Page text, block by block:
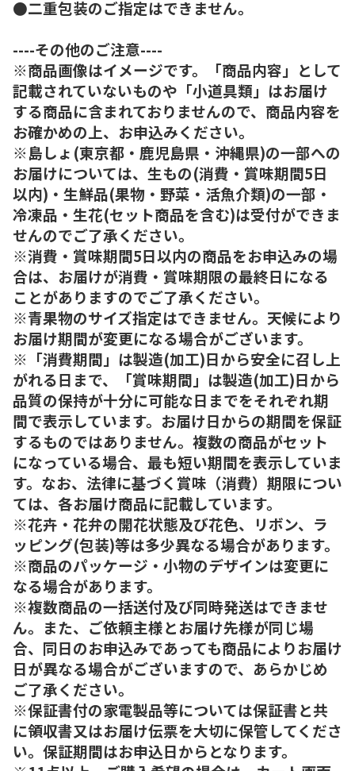
●二重包装のご指定はできません。
----その他のご注意----
※商品画像はイメージです。「商品内容」として
記載されていないものや「小道具類」はお届け
する商品に含まれておりませんので、商品内容を
お確かめの上、お申込みください。
※島しょ(東京都・鹿児島県・沖縄県)の一部への
お届けについては、生もの(消費・賞味期間5日
以内)・生鮮品(果物・野菜・活魚介類)の一部・
冷凍品・生花(セット商品を含む)は受付ができま
せんのでご了承ください。
※消費・賞味期間5日以内の商品をお申込みの場
合は、お届けが消費・賞味期限の最終日になる
ことがありますのでご了承ください。
※青果物のサイズ指定はできません。天候により
お届け期間が変更になる場合がございます。
※「消費期間」は製造(加工)日から安全に召し上
がれる日まで、「賞味期間」は製造(加工)日から
品質の保持が十分に可能な日までをそれぞれ期
間で表示しています。お届け日からの期間を保証
するものではありません。複数の商品がセット
になっている場合、最も短い期間を表示していま
す。なお、法律に基づく賞味（消費）期限につい
ては、各お届け商品に記載しています。
※花卉・花弁の開花状態及び花色、リボン、ラ
ッピング(包装)等は多少異なる場合があります。
※商品のパッケージ・小物のデザインは変更に
なる場合があります。
※複数商品の一括送付及び同時発送はできませ
ん。また、ご依頼主様とお届け先様が同じ場
合、同日のお申込みであっても商品によりお届け
日が異なる場合がございますので、あらかじめ
ご了承ください。
※保証書付の家電製品等については保証書と共
に領収書又はお届け伝票を大切に保管してくださ
い。保証期間はお申込日からとなります。